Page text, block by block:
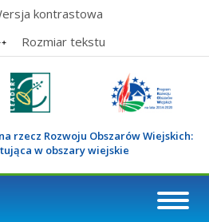
kontrastowa
Rozmiar tekstu
rzecz Rozwoju Obszarów Wiejskich:
w obszary wiejskie